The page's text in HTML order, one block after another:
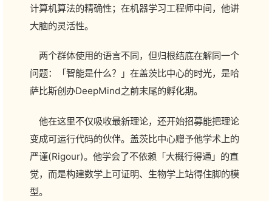
计算机算法的精确性；在机器学习工程师中间，他讲
大脑的灵活性。
两个群体使用的语言不同，但归根结底在解同一个
问题：「智能是什么？」在盖茨比中心的时光，是哈
萨比斯创办DeepMind之前末尾的孵化期。
他在这里不仅吸收最新理论，还开始招募能把理论
变成可运行代码的伙伴。盖茨比中心赠予他学术上的
严谨(Rigour)。他学会了不依赖「大概行得通」的直
觉，而是构建数学上可证明、生物学上站得住脚的模
型。